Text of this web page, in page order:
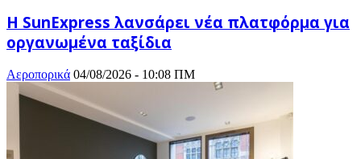
Η SunExpress λανσάρει νέα πλατφόρμα για
οργανωμένα ταξίδια
Αεροπορικά 04/08/2026 - 10:08 ΠΜ